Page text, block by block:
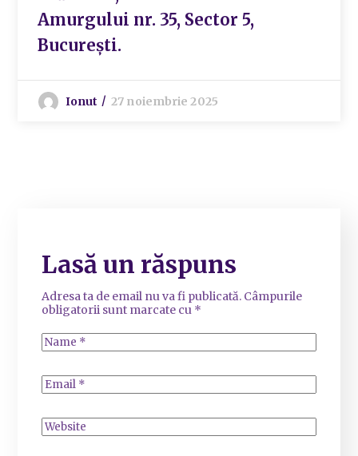
Amurgului nr. 35, Sector 5,
București.
Ionut 27 noiembrie 2025
Lasă un răspuns
Adresa ta de email nu va fi publicată. Câmpurile
obligatorii sunt marcate cu *